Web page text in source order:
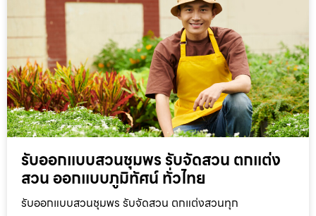
รับออกแบบสวนชุมพร รับจัดสวน ตกแต่ง
สวน ออกแบบภูมิทัศน์ ทั่วไทย
รับออกแบบสวนชุมพร รับจัดสวน ตกแต่งสวนทุก